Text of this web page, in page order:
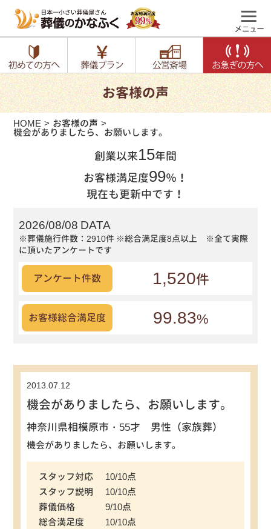
お客様の声
HOME お客様の声
機会がありましたら、お願いします。
創業以来15年間
お客様満足度99％！
現在も更新中です！
2026/08/08 DATA
※葬儀施行件数：2910件 ※総合満足度8点以上 ※全て実際
に頂いたアンケートです
アンケート件数 1,520件
お客様総合満足度 99.83%
2013.07.12
機会がありましたら、お願いします。
神奈川県相模原市・55才 男性（家族葬）
機会がありましたら、お願いします。
スタッフ対応
10/10点
スタッフ説明
10/10点
葬儀価格
9/10点
総合満足度
10/10点